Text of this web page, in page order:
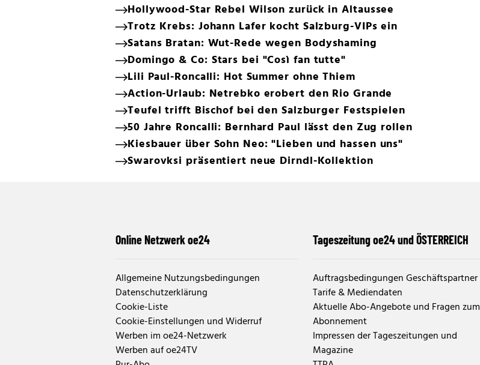
Hollywood-Star Rebel Wilson zurück in Altaussee
Trotz Krebs: Johann Lafer kocht Salzburg-VIPs ein
Satans Bratan: Wut-Rede wegen Bodyshaming
Domingo & Co: Stars bei "Così fan tutte"
Lili Paul-Roncalli: Hot Summer ohne Thiem
Action-Urlaub: Netrebko erobert den Rio Grande
Teufel trifft Bischof bei den Salzburger Festspielen
50 Jahre Roncalli: Bernhard Paul lässt den Zug rollen
Kiesbauer über Sohn Neo: "Lieben und hassen uns"
Swarovksi präsentiert neue Dirndl-Kollektion
Online Netzwerk oe24
Allgemeine Nutzungsbedingungen
Datenschutzerklärung
Cookie-Liste
Cookie-Einstellungen und Widerruf
Werben im oe24-Netzwerk
Werben auf oe24TV
Tageszeitung oe24 und ÖSTERREICH
Auftragsbedingungen Geschäftspartner
Tarife & Mediendaten
Aktuelle Abo-Angebote und Fragen zum
Abonnement
Impressen der Tageszeitungen und
Magazine